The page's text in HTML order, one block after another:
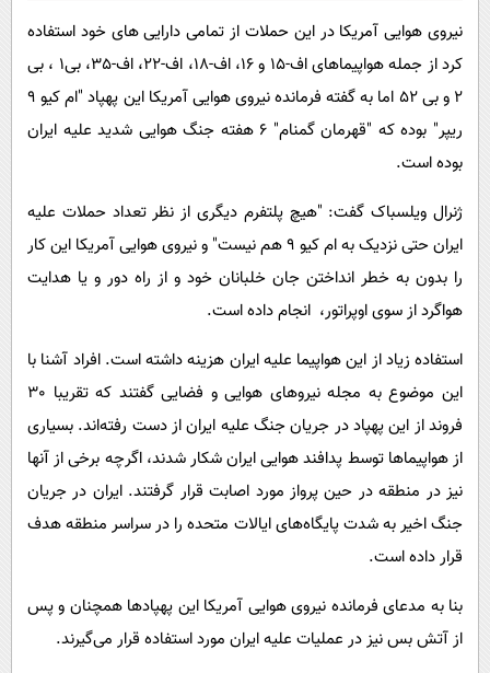
نیروی هوایی آمریکا در این حملات از تمامی دارایی های خود استفاده
کرد از جمله هواپیماهای اف-15 و 16، اف-18، اف-22، اف-35، بی1 ، بی
2 و بی 52 اما به گفته فرمانده نیروی هوایی آمریکا این پهپاد "ام کیو 9
ریپر" بوده که "قهرمان گمنام" 6 هفته جنگ هوایی شدید علیه ایران
بوده است.
ژنرال ویلسباک گفت: "هیچ پلتفرم دیگری از نظر تعداد حملات علیه
ایران حتی نزدیک به ام کیو 9 هم نیست" و نیروی هوایی آمریکا این کار
را بدون به خطر انداختن جان خلبانان خود و از راه دور و یا هدایت
هواگرد از سوی اوپراتور، انجام داده است.
استفاده زیاد از این هواپیما علیه ایران هزینه داشته است. افراد آشنا با
این موضوع به مجله نیروهای هوایی و فضایی گفتند که تقریبا 30
فروند از این پهپاد در جریان جنگ علیه ایران از دست رفته‌اند. بسیاری
از هواپیماها توسط پدافند هوایی ایران شکار شدند، اگرچه برخی از آنها
نیز در منطقه در حین پرواز مورد اصابت قرار گرفتند. ایران در جریان
جنگ اخیر به شدت پایگاه‌های ایالات متحده را در سراسر منطقه هدف
قرار داده است.
بنا به مدعای فرمانده نیروی هوایی آمریکا این پهپادها همچنان و پس
از آتش بس نیز در عملیات علیه ایران مورد استفاده قرار می‌گیرند.